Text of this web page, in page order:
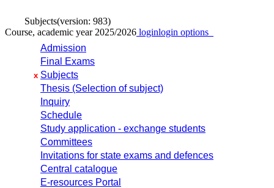
Subjects(version: 983)
Course, academic year 2025/2026 loginlogin options
Admission
Final Exams
x Subjects
Thesis (Selection of subject)
Inquiry
Schedule
Study application - exchange students
Committees
Invitations for state exams and defences
Central catalogue
E-resources Portal